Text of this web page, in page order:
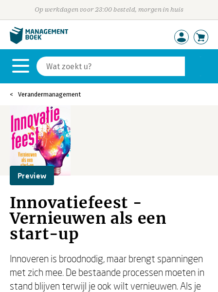
Op werkdagen voor 23:00 besteld, morgen in huis
Verandermanagement
Preview
Innovatiefeest -
Vernieuwen als een
start-up
Innoveren is broodnodig, maar brengt spanningen
met zich mee. De bestaande processen moeten in
stand blijven terwijl je ook wilt vernieuwen. Als je